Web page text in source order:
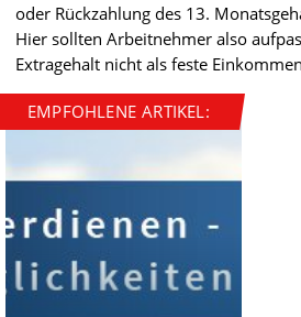
oder Rückzahlung des 13.
Hier sollten Arbeitnehmer also
Extragehalt nicht als feste
EMPFOHLENE ARTIKEL: